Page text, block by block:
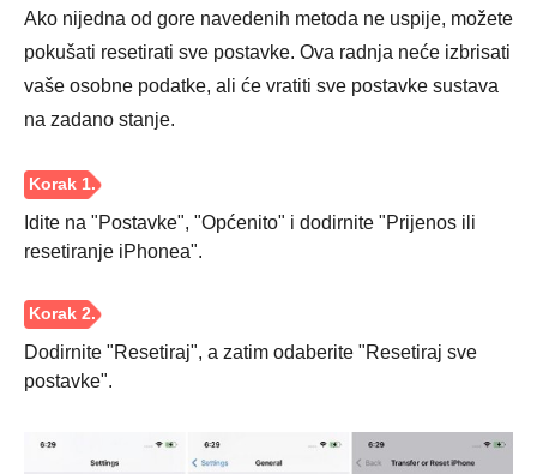
Korak 1.
Ako nijedna od gore navedenih metoda ne uspije, možete
pokušati resetirati sve postavke. Ova radnja neće izbrisati
vaše osobne podatke, ali će vratiti sve postavke sustava
na zadano stanje.
Idite na "Postavke", "Općenito" i dodirnite "Prijenos ili
resetiranje iPhonea".
Dodirnite "Resetiraj", a zatim odaberite "Resetiraj sve
postavke".